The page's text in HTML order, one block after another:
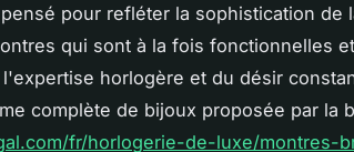
pour refléter la sophistication de
qui sont à la fois fonctionnelles et
horlogère et du désir
complète de bijoux proposée par la
fr/horlogerie-de-luxe/montres-